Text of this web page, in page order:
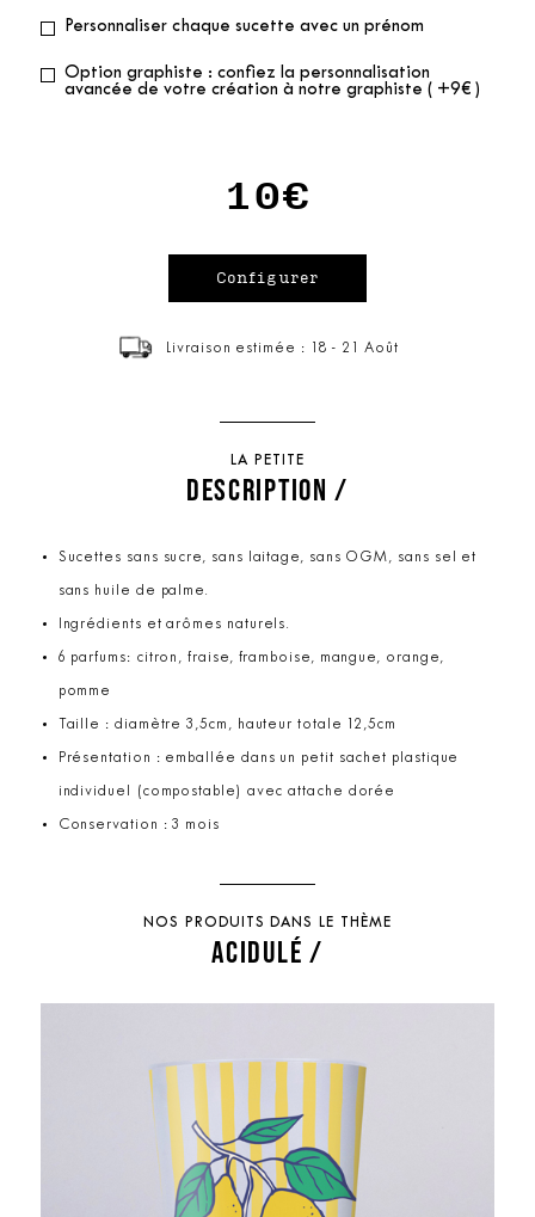
Personnaliser chaque sucette avec un prénom
Option graphiste : confiez la personnalisation
avancée de votre création à notre graphiste ( +9€ )
10€
Livraison estimée : 18 - 21 Août
LA PETITE
DESCRIPTION /
Sucettes sans sucre, sans laitage, sans OGM, sans sel et
sans huile de palme.
Ingrédients et arômes naturels.
6 parfums: citron, fraise, framboise, mangue, orange,
pomme
Taille : diamètre 3,5cm, hauteur totale 12,5cm
Présentation : emballée dans un petit sachet plastique
individuel (compostable) avec attache dorée
Conservation : 3 mois
NOS PRODUITS DANS LE THÈME
ACIDULÉ /